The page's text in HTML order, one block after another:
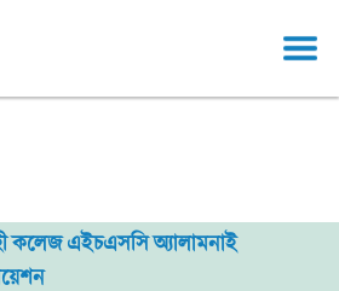
কলেজ এইচএসসি অ্যালামনাই